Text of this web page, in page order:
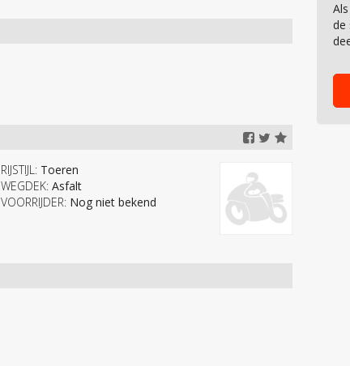
de
RIJSTIJL: Toeren
WEGDEK: Asfalt
VOORRIJDER: Nog niet bekend